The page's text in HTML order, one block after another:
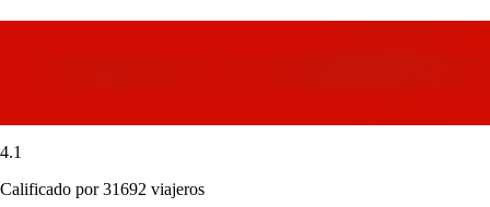
4.1
Calificado por 31692 viajeros